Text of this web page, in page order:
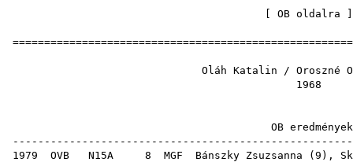
OB oldalra
Oláh Katalin /
OB
1979 OVB N15A 8 MGF Bánszky Zsuzsanna ( 9 ),